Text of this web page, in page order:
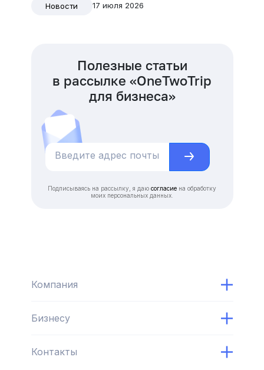
Новости 17 июля 2026
Полезные статьи
в рассылке «OneTwoTrip
для бизнеса»
Подписываясь на рассылку, я даю согласие на обработку
моих персональных данных.
Компания
Бизнесу
Контакты